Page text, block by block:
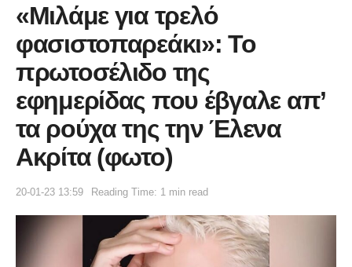
«Μιλάμε για τρελό
φασιστοπαρεάκι»: Το
πρωτοσέλιδο της
εφημερίδας που έβγαλε απ’
τα ρούχα της την Έλενα
Ακρίτα (φωτο)
20-01-23 13:59 Reading Time: 1 min read